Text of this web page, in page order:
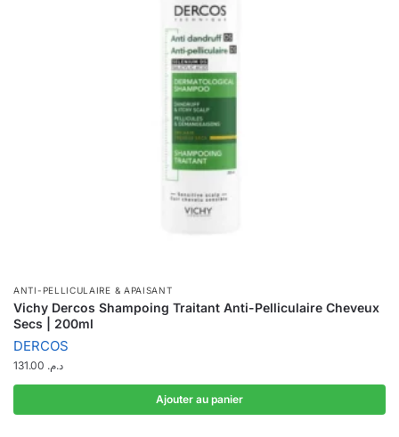
ANTI-PELLICULAIRE & APAISANT
Vichy Dercos Shampoing Traitant Anti-Pelliculaire Cheveux
Secs | 200ml
DERCOS
د.م.
Ajouter au panier